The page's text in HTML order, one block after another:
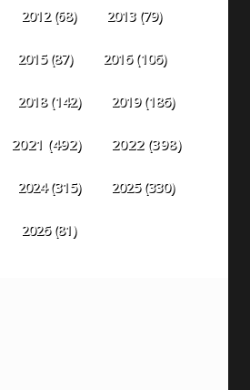
2012(68) 2013(79)
2015(87) 2016(106)
2018(142) 2019(186)
2021 (492) 2022(398)
2024(315) 2025(330)
2026(81)